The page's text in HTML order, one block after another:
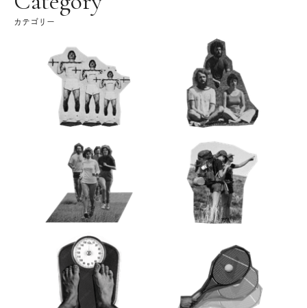
カテゴリー